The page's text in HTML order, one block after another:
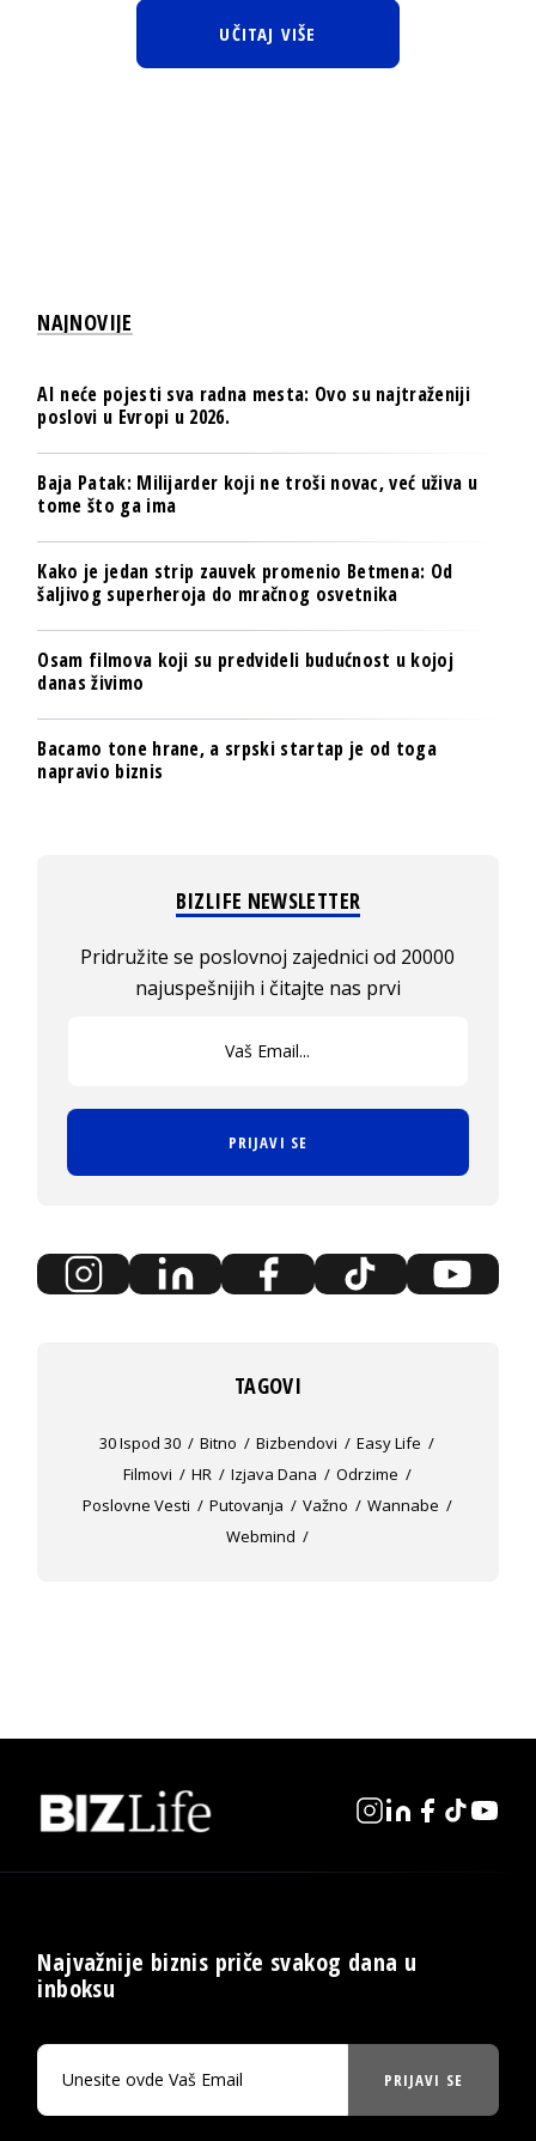
UČITAJ VIŠE
NAJNOVIJE
AI neće pojesti sva radna mesta: Ovo su najtraženiji
poslovi u Evropi u 2026.
Baja Patak: Milijarder koji ne troši novac, već uživa u
tome što ga ima
Kako je jedan strip zauvek promenio Betmena: Od
šaljivog superheroja do mračnog osvetnika
Osam filmova koji su predvideli budućnost u kojoj
danas živimo
Bacamo tone hrane, a srpski startap je od toga
napravio biznis
BIZLIFE NEWSLETTER
Pridružite se poslovnoj zajednici od 20000
najuspešnijih i čitajte nas prvi
PRIJAVI SE
TAGOVI
30 Ispod 30 Bitno Bizbendovi
Easy Life
Filmovi
HR Izjava Dana
Odrzime
Poslovne Vesti
Putovanja Važno
Wannabe
Webmind
Najvažnije biznis priče svakog dana u
inboksu
PRIJAVI SE